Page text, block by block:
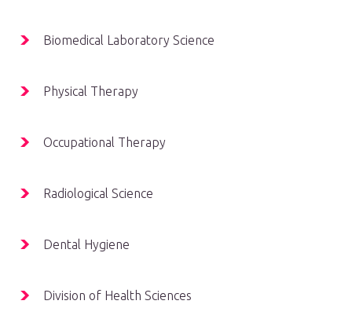
Biomedical Laboratory Science
Physical Therapy
Occupational Therapy
Radiological Science
Dental Hygiene
Division of Health Sciences